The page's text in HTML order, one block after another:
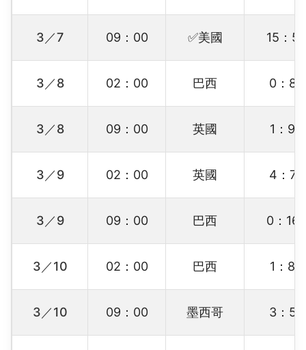
3／7 09：00 ✅美國 15：5
3／8 02：00 巴西 0：8
3／8 09：00 英國 1：9
3／9 02：00 英國 4：7
3／9 09：00 巴西 0：16
3／10 02：00 巴西 1：8
3／10 09：00 墨西哥 3：5